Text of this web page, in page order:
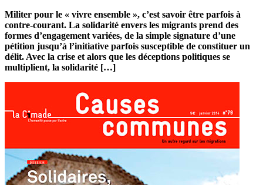
Militer pour le « vivre ensemble », c’est savoir être parfois à
contre-courant. La solidarité envers les migrants prend des
formes d’engagement variées, de la simple signature d’une
pétition jusqu’à l’initiative parfois susceptible de constituer un
délit. Avec la crise et alors que les déceptions politiques se
multiplient, la solidarité […]